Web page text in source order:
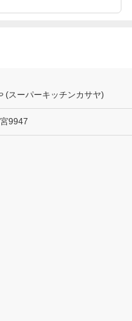
(スーパーキッチンカサヤ)
9947